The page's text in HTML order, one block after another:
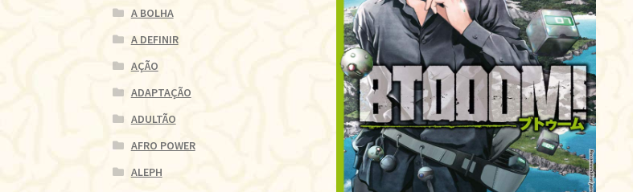
A BOLHA
A DEFINIR
AÇÃO
ADAPTAÇÃO
ADULTÃO
AFRO POWER
ALEPH